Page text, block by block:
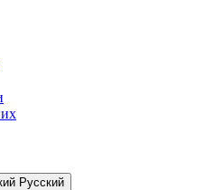
Русский